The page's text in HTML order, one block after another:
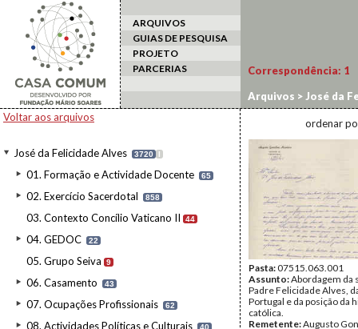
ARQUIVOS
GUIAS DE PESQUISA
PROJETO
PARCERIAS
Voltar aos arquivos
José da Felicidade Alves 3720 I
01. Formação e Actividade Docente 65
02. Exercício Sacerdotal 858
03. Contexto Concílio Vaticano II 44
04. GEDOC 22
05. Grupo Seiva 9
06. Casamento 43
07. Ocupações Profissionais 62
08. Actividades Políticas e Culturais 40
Correspondência: 1
Arquivos > José da
ordenar
Pasta:07515.063.001
Assunto:Abordagem da
Padre Felicidade Alves,
Portugal e da posição da
católica.
Remetente:Augusto